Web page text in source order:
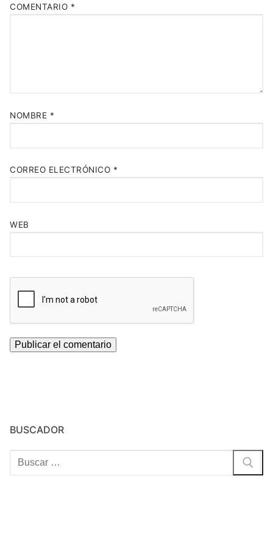
COMENTARIO *
NOMBRE *
CORREO ELECTRÓNICO *
WEB
BUSCADOR
Buscar: